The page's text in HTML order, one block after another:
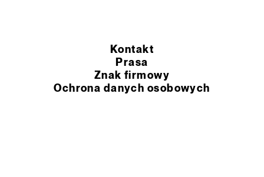
Kontakt
Prasa
Znak firmowy
Ochrona danych osobowych